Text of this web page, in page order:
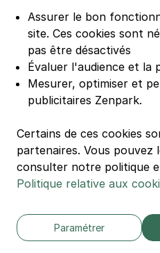
© Zenpark 2012 - 2026 - Tous
Assurer le bon
site. Ces cookies sont
pas être désactivés
Évaluer l'audience et la
Mesurer, optimiser et
publicitaires Zenpark.
Certains de ces cookies
partenaires. Vous pouvez
consulter notre politique
Politique relative aux
Paramétrer